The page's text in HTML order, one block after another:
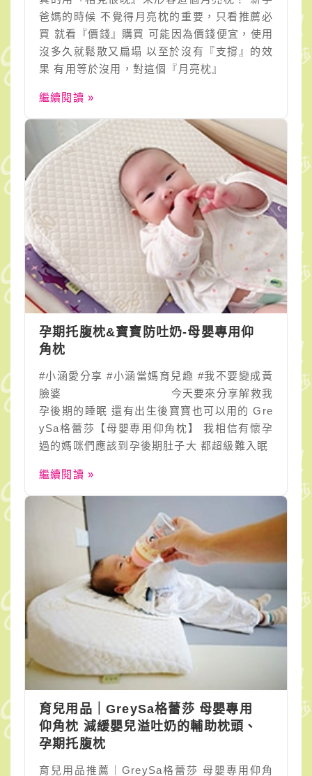
爸媽的時候 不覺得月亮枕的重要，只看推薦必
買 就看『價錢』購買 可能因為價錢便宜，使用
沒多久就鬆散又扁塌 以至於沒有『支撐』的效
果 有用等於沒用，對這個『月亮枕』
繼續閱讀 »
孕期托腹枕&寶寶防吐奶-母嬰專用仰
角枕
#小涵愛分享 #小涵當媽育兒趣 #我不要變成黃
臉婆 ⠀⠀⠀⠀⠀⠀⠀⠀⠀⠀⠀⠀ 今天要來分享解救我
孕後期的睡眠 還有出生後寶寶也可以用的 Gre
ySa格蕾莎【母嬰專用仰角枕】 我相信有懷孕
過的媽咪們應該到孕後期肚子大 都超級難入眠
繼續閱讀 »
育兒用品｜GreySa格蕾莎 母嬰專用
仰角枕 減緩嬰兒溢吐奶的輔助枕頭、
孕期托腹枕
育兒用品推薦｜GreySa格蕾莎 母嬰專用仰角